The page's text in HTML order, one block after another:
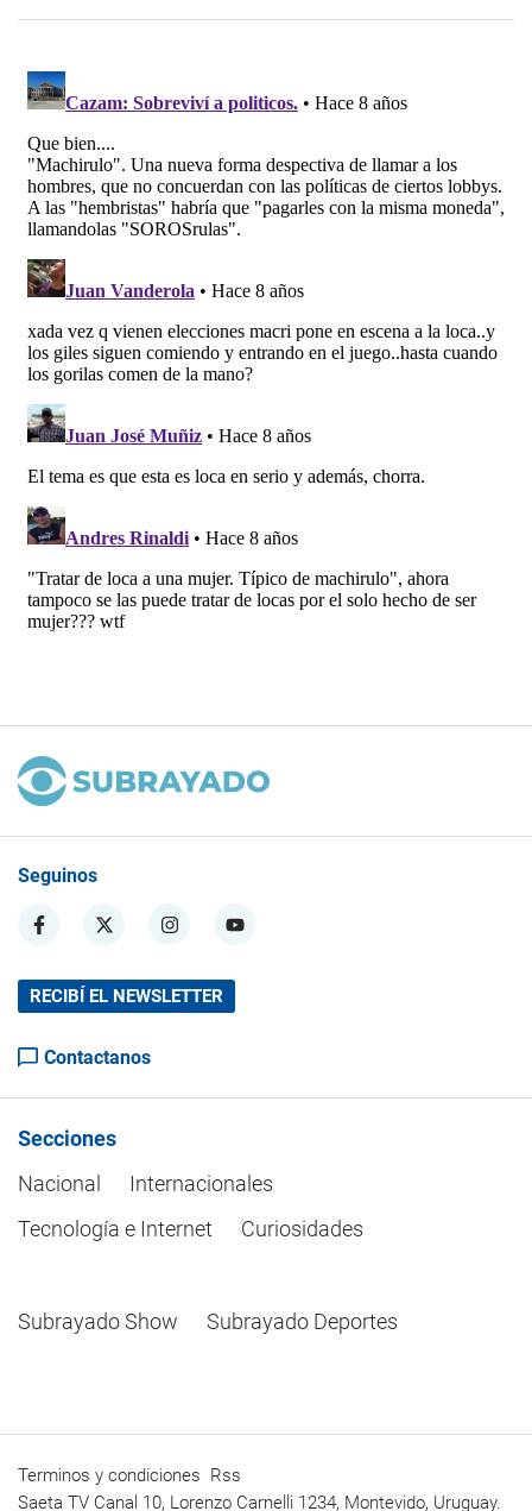
Seguinos
RECIBÍ EL NEWSLETTER
Contactanos
Secciones
Nacional
Internacionales
Tecnología e Internet
Curiosidades
Subrayado Show Subrayado Deportes
Terminos y condiciones Rss
Saeta TV Canal 10, Lorenzo Carnelli 1234, Montevido, Uruguay.